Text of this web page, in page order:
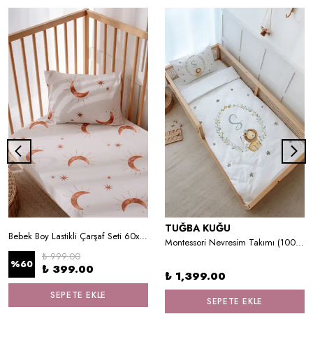
Bebek Boy Lastikli Çarşaf Seti 60x120 cm - Boho Moons
%60
₺ 999.00
₺ 399.00
SEPETE EKLE
TUĞBA KUĞU
Montessori Nevresim Takımı (100x200) - Little Lion Series - S Harfi
₺ 1,399.00
SEPETE EKLE